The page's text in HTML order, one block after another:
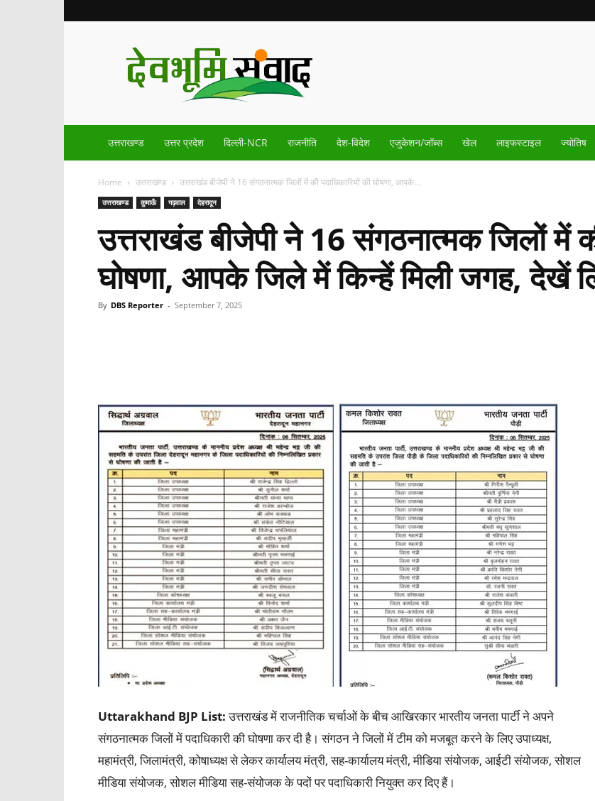
Devbhoomisamvad.com
उत्तराखण्ड उत्तर प्रदेश दिल्ली-NCR राजनीति देश-विदेश एजुकेशन/जॉब्स खेल लाइफस्टाइल ज्योतिष
Home उत्तराखण्ड उत्तराखंड बीजेपी ने 16 संगठनात्मक जिलों में की पदाधिकारियों की घोषणा, आपके...
उत्तराखण्ड कुमाऊँ गढ़वाल देहरादून
उत्तराखंड बीजेपी ने 16 संगठनात्मक जिलों में
घोषणा, आपके जिले में किन्हें मिली जगह, देखें
By DBS Reporter - September 7, 2025
Uttarakhand BJP List:उत्तराखंड में राजनीतिक चर्चाओं के बीच आखिरकार भारतीय जनता पार्टी ने अपने
संगठनात्मक जिलों में पदाधिकारी की घोषणा कर दी है। संगठन ने जिलों में टीम को मजबूत करने के लिए उपाध्यक्ष,
महामंत्री, जिलामंत्री, कोषाध्यक्ष से लेकर कार्यालय मंत्री, सह-कार्यालय मंत्री, मीडिया संयोजक, आईटी संयोजक, सोशल
मीडिया संयोजक, सोशल मीडिया सह-संयोजक के पदों पर पदाधिकारी नियुक्त कर दिए हैं।